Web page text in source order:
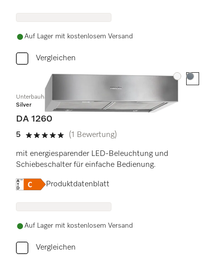
Auf Lager mit kostenlosem Versand
Vergleichen
Farbe:Farbe:
Unterbauhaube
Silver
DA 1260
5
5 Sterne von 5
(1 Bewertung)
mit energiesparender LED-Beleuchtung und
Schiebeschalter für einfache Bedienung.
Onlinelabel Image, Energielabel
Produktdatenblatt
Auf Lager mit kostenlosem Versand
Vergleichen